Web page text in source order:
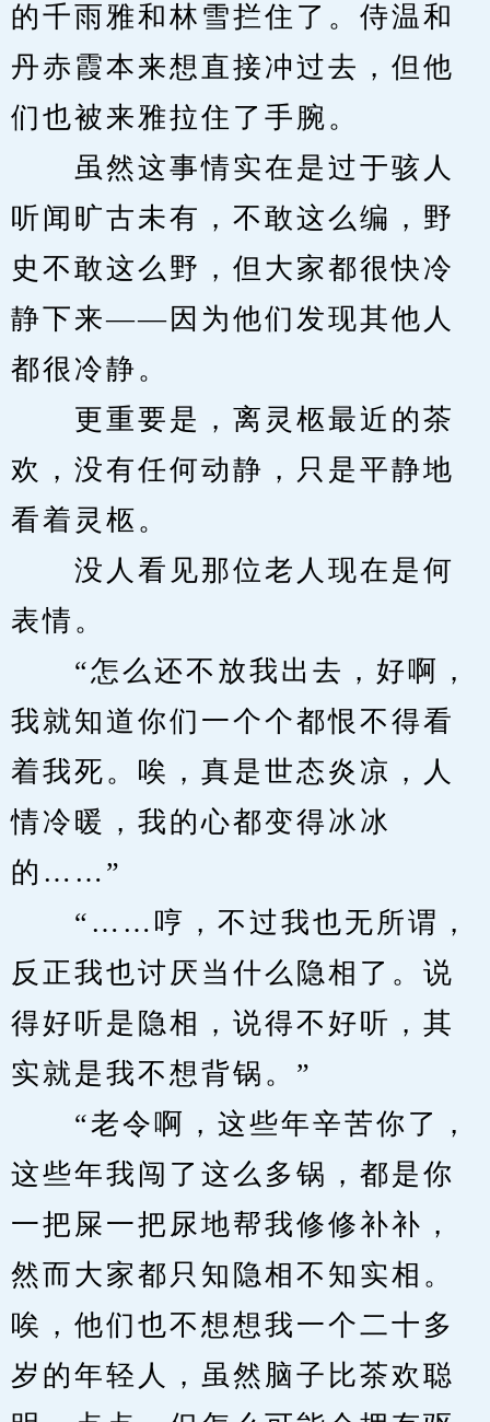
的千雨雅和林雪拦住了。侍温和
丹赤霞本来想直接冲过去，但他
们也被来雅拉住了手腕。
虽然这事情实在是过于骇人
听闻旷古未有，不敢这么编，野
史不敢这么野，但大家都很快冷
静下来——因为他们发现其他人
都很冷静。
更重要是，离灵柩最近的茶
欢，没有任何动静，只是平静地
看着灵柩。
没人看见那位老人现在是何
表情。
“怎么还不放我出去，好啊，
我就知道你们一个个都恨不得看
着我死。唉，真是世态炎凉，人
情冷暖，我的心都变得冰冰
的……”
“……哼，不过我也无所谓，
反正我也讨厌当什么隐相了。说
得好听是隐相，说得不好听，其
实就是我不想背锅。”
“老令啊，这些年辛苦你了，
这些年我闯了这么多锅，都是你
一把屎一把尿地帮我修修补补，
然而大家都只知隐相不知实相。
唉，他们也不想想我一个二十多
岁的年轻人，虽然脑子比茶欢聪